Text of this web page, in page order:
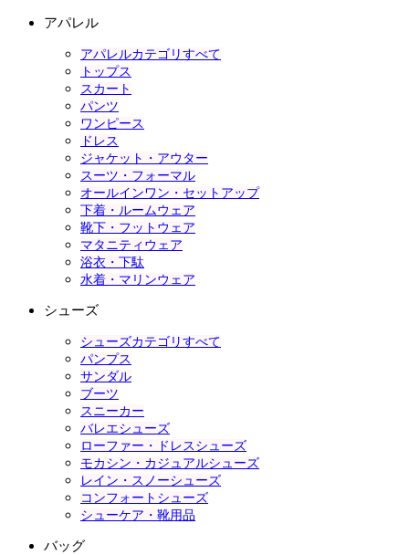
アパレル
アパレルカテゴリすべて
トップス
スカート
パンツ
ワンピース
ドレス
ジャケット・アウター
スーツ・フォーマル
オールインワン・セットアップ
下着・ルームウェア
靴下・フットウェア
マタニティウェア
浴衣・下駄
水着・マリンウェア
シューズ
シューズカテゴリすべて
パンプス
サンダル
ブーツ
スニーカー
バレエシューズ
ローファー・ドレスシューズ
モカシン・カジュアルシューズ
レイン・スノーシューズ
コンフォートシューズ
シューケア・靴用品
バッグ